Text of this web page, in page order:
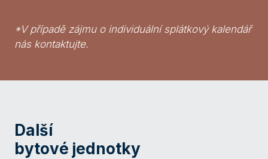
*V případě zájmu o individuální splátkový kalendář
nás kontaktujte.
Další
bytové jednotky